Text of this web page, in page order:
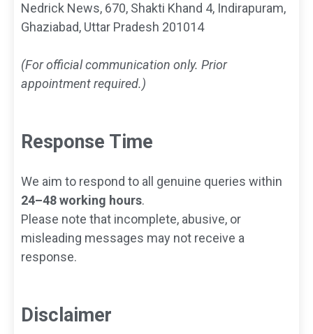
Nedrick News, 670, Shakti Khand 4, Indirapuram,
Ghaziabad, Uttar Pradesh 201014
(For official communication only. Prior
appointment required.)
Response Time
We aim to respond to all genuine queries within
24–48 working hours.
Please note that incomplete, abusive, or
misleading messages may not receive a
response.
Disclaimer